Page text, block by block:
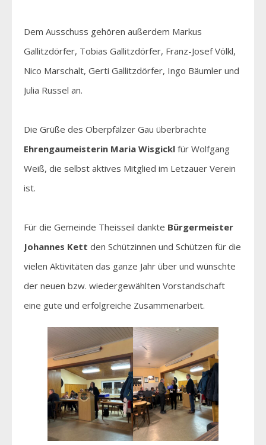
Dem Ausschuss gehören außerdem Markus
Gallitzdörfer, Tobias Gallitzdörfer, Franz-Josef Völkl,
Nico Marschalt, Gerti Gallitzdörfer, Ingo Bäumler und
Julia Russel an.
Die Grüße des Oberpfälzer Gau überbrachte
Ehrengaumeisterin Maria Wisgickl für Wolfgang
Weiß, die selbst aktives Mitglied im Letzauer Verein
ist.
Für die Gemeinde Theisseil dankte Bürgermeister
Johannes Kett den Schützinnen und Schützen für die
vielen Aktivitäten das ganze Jahr über und wünschte
der neuen bzw. wiedergewählten Vorstandschaft
eine gute und erfolgreiche Zusammenarbeit.